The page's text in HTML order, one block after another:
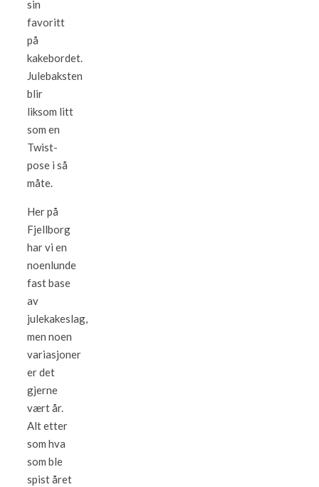
sin
favoritt
på
kakebordet.
Julebaksten
blir
liksom litt
som en
Twist-
pose i så
måte.
Her på
Fjellborg
har vi en
noenlunde
fast base
av
julekakeslag,
men noen
variasjoner
er det
gjerne
vært år.
Alt etter
som hva
som ble
spist året